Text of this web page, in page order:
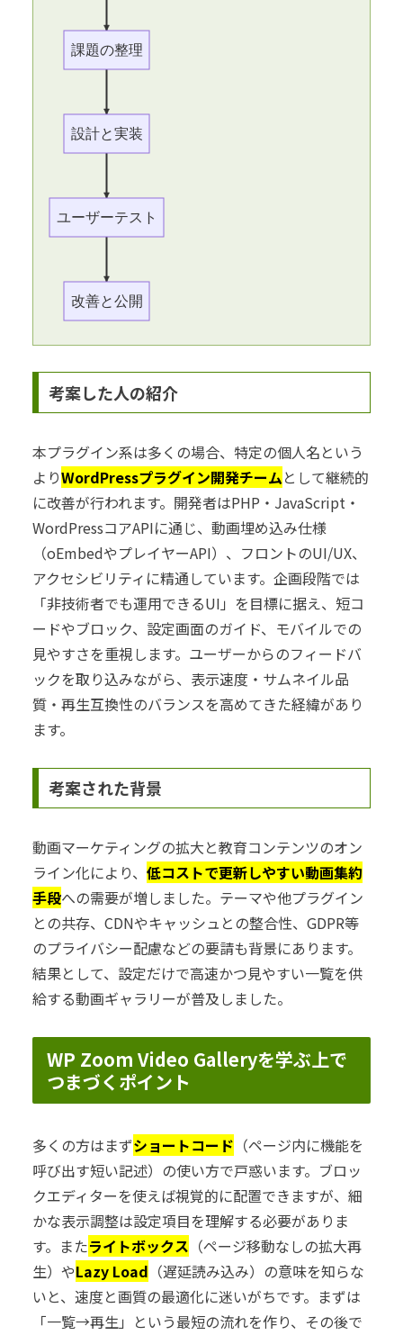
課題の整理
設計と実装
ユーザーテスト
改善と公開
考案した人の紹介
本プラグイン系は多くの場合、特定の個人名という
よりWordPressプラグイン開発チームとして継続的
に改善が行われます。開発者はPHP・JavaScript・
WordPressコアAPIに通じ、動画埋め込み仕様
（oEmbedやプレイヤーAPI）、フロントのUI/UX、
アクセシビリティに精通しています。企画段階では
「非技術者でも運用できるUI」を目標に据え、短コ
ードやブロック、設定画面のガイド、モバイルでの
見やすさを重視します。ユーザーからのフィードバ
ックを取り込みながら、表示速度・サムネイル品
質・再生互換性のバランスを高めてきた経緯があり
ます。
考案された背景
動画マーケティングの拡大と教育コンテンツのオン
ライン化により、 低コストで更新しやすい動画集約
手段への需要が増しました。テーマや他プラグイン
との共存、CDNやキャッシュとの整合性、GDPR等
のプライバシー配慮などの要請も背景にあります。
結果として、設定だけで高速かつ見やすい一覧を供
給する動画ギャラリーが普及しました。
WP Zoom Video Galleryを学ぶ上で
つまづくポイント
多くの方はまずショートコード （ページ内に機能を
呼び出す短い記述）の使い方で戸惑います。ブロッ
クエディターを使えば視覚的に配置できますが、細
かな表示調整は設定項目を理解する必要がありま
す。またライトボックス （ページ移動なしの拡大再
生）やLazy Load （遅延読み込み）の意味を知らな
いと、速度と画質の最適化に迷いがちです。まずは
「一覧→再生」という最短の流れを作り、その後で